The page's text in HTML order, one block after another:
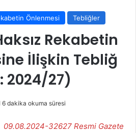
Önlenmesi Tebliğler
Rekabetin
İlişkin Tebliğ
2024/27)
6 dakika okuma süresi
09.08.2024-32627 Resmi Gazete